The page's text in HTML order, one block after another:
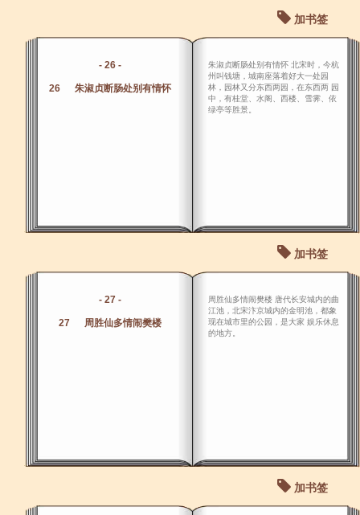
加书签
- 26 -
26 朱淑贞断肠处别有情怀
朱淑贞断肠处别有情怀 北宋时，今杭
州叫钱塘，城南座落着好大一处园
林，园林又分东西两园，在东西两 园
中，有桂堂、水阁、西楼、雪霁、依
绿亭等胜景。
加书签
- 27 -
27 周胜仙多情闹樊楼
周胜仙多情闹樊楼 唐代长安城内的曲
江池，北宋汴京城内的金明池，都象
现在城市里的公园，是大家 娱乐休息
的地方。
加书签